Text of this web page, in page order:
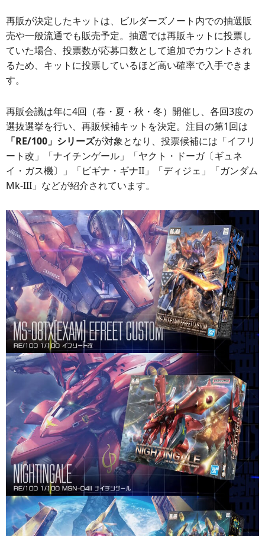
再販が決定したキットは、ビルダーズノート内での抽選販
売や一般流通でも販売予定。抽選では再販キットに投票し
ていた場合、投票数が応募口数として追加でカウントされ
るため、キットに投票しているほど高い確率で入手できま
す。
再販会議は年に4回（春・夏・秋・冬）開催し、各回3度の
選抜選挙を行い、再販候補キットを決定。注目の第1回は
「RE/100」シリーズが対象となり、投票候補には「イフリ
ート改」「ナイチンゲール」「ヤクト・ドーガ〔ギュネ
イ・ガス機〕」「ビギナ・ギナII」「ディジェ」「ガンダム
Mk-III」などが紹介されています。